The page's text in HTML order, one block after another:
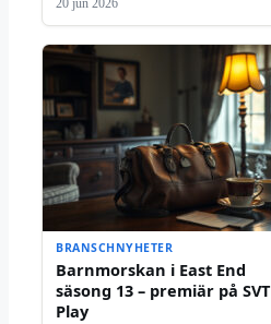
20 jun 2026
BRANSCHNYHETER
Barnmorskan i East End
säsong 13 – premiär på SVT
Play